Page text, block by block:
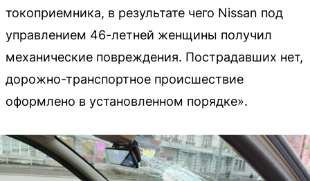
токоприемника, в результате чего Nissan под
управлением 46-летней женщины получил
механические повреждения. Пострадавших нет,
дорожно-транспортное происшествие
оформлено в установленном порядке».